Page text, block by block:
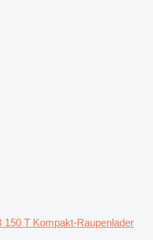
150 T Kompakt-Raupenlader